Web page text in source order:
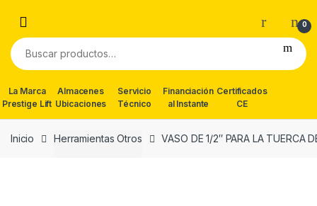
navigation
content
0
Buscar
por:
La Marca
Prestige Lift
Almacenes
Ubicaciones
Servicio
Técnico
Financiación
al Instante
Certificados
CE
Inicio Herramientas Otros VASO DE 1/2″ PARA LA TUERCA